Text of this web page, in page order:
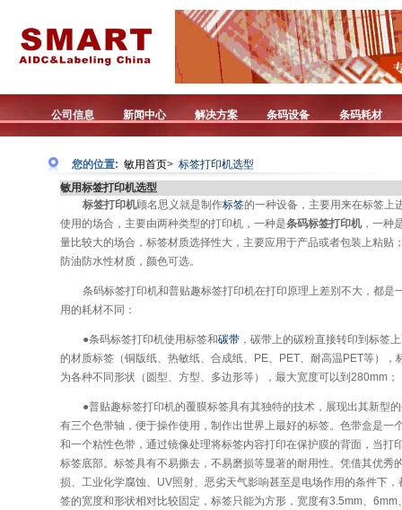
公司信息 新闻中心 解决方案 条码设备 条码耗材
您的位置: 敏用首页> 标签打印机选型
敏用标签打印机选型
标签打印机顾名思义就是制作标签的一种设备，主要用来在标签上
使用的场合，主要由两种类型的打印机，一种是条码标签打印机，一种
量比较大的场合，标签材质选择性大，主要应用于产品或者包装上粘贴
防油防水性材质，颜色可选。
条码标签打印机和普贴趣标签打印机在打印原理上差别不大，都是
用的耗材不同：
●条码标签打印机使用标签和碳带，碳带上的碳粉直接转印到标签
的材质标签（铜版纸、热敏纸、合成纸、PE、PET、耐高温PET等）
为各种不同形状（圆型、方型、多边形等），最大宽度可以到280mm；
●普贴趣标签打印机的覆膜标签具有其独特的技术，展现出其新型
有三个色带轴，便于操作使用，制作出世界上最好的标签。色带盒是一
和一个粘性色带，通过镜像处理将标签内容打印在保护膜的背面，当打
标签底部。标签具有不易撕去，不易磨损等显著的耐用性。凭借其优秀
损、工业化学腐蚀、UV照射、恶劣天气影响甚至是电场作用的条件下
签的宽度和形状相对比较固定，标签只能为方形，宽度有3.5mm、